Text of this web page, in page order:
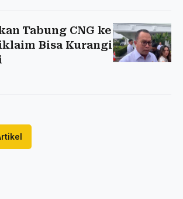
Tabung CNG ke
Bisa Kurangi